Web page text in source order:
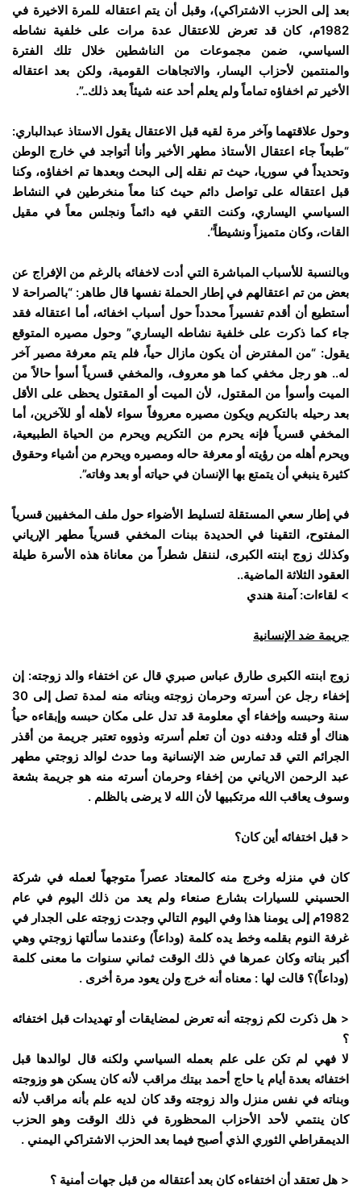
بعد إلى الحزب الاشتراكي)، وقبل أن يتم اعتقاله للمرة الاخيرة في
1982م، كان قد تعرض للاعتقال عدة مرات على خلفية نشاطه
السياسي، ضمن مجموعات من الناشطين خلال تلك الفترة
والمنتمين لأحزاب اليسار، والاتجاهات القومية، ولكن بعد اعتقاله
الأخير تم اخفاؤه تماماً ولم يعلم أحد عنه شيئاً بعد ذلك..”.
وحول علاقتهما وآخر مرة لقيه قبل الاعتقال يقول الاستاذ عبدالباري:
“طبعاً جاء اعتقال الأستاذ مطهر الأخير وأنا أتواجد في خارج الوطن
وتحديداً في سوريا، حيث تم نقله إلى البحث وبعدها تم اخفاؤه، وكنا
قبل اعتقاله على تواصل دائم حيث كنا معاً منخرطين في النشاط
السياسي اليساري، وكنت التقي فيه دائماً ونجلس معاً في مقيل
القات، وكان متميزاً ونشيطاً”.
وبالنسبة للأسباب المباشرة التي أدت لاخفائه بالرغم من الإفراج عن
بعض من تم اعتقالهم في إطار الحملة نفسها قال طاهر: “بالصراحة لا
أستطيع أن أقدم تفسيراً محدداً حول أسباب اخفائه، أما اعتقاله فقد
جاء كما ذكرت على خلفية نشاطه اليساري” وحول مصيره المتوقع
يقول: “من المفترض أن يكون مازال حياً، فلم يتم معرفة مصير آخر
له.. هو رجل مخفي كما هو معروف، والمخفي قسرياً أسوأ حالاً من
الميت وأسوأ من المقتول، لأن الميت أو المقتول يحظى على الأقل
بعد رحيله بالتكريم ويكون مصيره معروفاً سواء لأهله أو للآخرين، أما
المخفي قسرياً فإنه يحرم من التكريم ويحرم من الحياة الطبيعية،
ويحرم أهله من رؤيته أو معرفة حاله ومصيره ويحرم من أشياء وحقوق
كثيرة ينبغي أن يتمتع بها الإنسان في حياته أو بعد وفاته”.
في إطار سعي المستقلة لتسليط الأضواء حول ملف المخفيين قسرياً
المفتوح، التقينا في الحديدة ببنات المخفي قسرياً مطهر الإرياني
وكذلك زوج ابنته الكبرى، لننقل شطراً من معاناة هذه الأسرة طيلة
العقود الثلاثة الماضية..
> لقاءات: آمنة هندي
جريمة ضد الإنسانية
زوج ابنته الكبرى طارق عباس صبري قال عن اختفاء والد زوجته: إن
إخفاء رجل عن أسرته وحرمان زوجته وبناته منه لمدة تصل إلى 30
سنة وحبسه وإخفاء أي معلومة قد تدل على مكان حبسه وإبقاءه حياُ
هناك أو قتله ودفنه دون أن تعلم أسرته وذووه تعتبر جريمة من أقذر
الجرائم التي قد تمارس ضد الإنسانية وما حدث لوالد زوجتي مطهر
عبد الرحمن الارياني من إخفاء وحرمان أسرته منه هو جريمة بشعة
وسوف يعاقب الله مرتكبيها لأن الله لا يرضى بالظلم .
< قبل اختفائه أين كان؟
كان في منزله وخرج منه كالمعتاد عصراً متوجهاً لعمله في شركة
الحسيني للسيارات بشارع صنعاء ولم يعد من ذلك اليوم في عام
1982م إلى يومنا هذا وفي اليوم التالي وجدت زوجته على الجدار في
غرفة النوم بقلمه وخط يده كلمة (وداعاً) وعندما سألتها زوجتي وهي
أكبر بناته وكان عمرها في ذلك الوقت ثماني سنوات ما معنى كلمة
(وداعاً)؟ قالت لها : معناه أنه خرج ولن يعود مرة أخرى .
< هل ذكرت لكم زوجته أنه تعرض لمضايقات أو تهديدات قبل اختفائه
؟
لا فهي لم تكن على علم بعمله السياسي ولكنه قال لوالدها قبل
اختفائه بعدة أيام يا حاج أحمد بيتك مراقب لأنه كان يسكن هو وزوجته
وبناته في نفس منزل والد زوجته وقد كان لديه علم بأنه مراقب لأنه
كان ينتمي لأحد الأحزاب المحظورة في ذلك الوقت وهو الحزب
الديمقراطي الثوري الذي أصبح فيما بعد الحزب الاشتراكي اليمني .
< هل تعتقد أن اختفاءه كان بعد أعتقاله من قبل جهات أمنية ؟